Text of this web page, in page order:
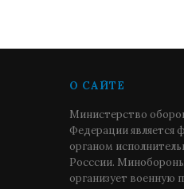
О САЙТЕ
Министерство
Федерации является
органом
Росссии.
организует военную